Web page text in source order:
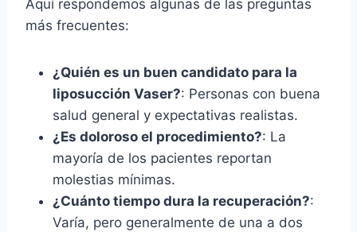
Aquí respondemos algunas de las preguntas
más frecuentes:
¿Quién es un buen candidato para la
liposucción Vaser?: Personas con buena
salud general y expectativas realistas.
¿Es doloroso el procedimiento?: La
mayoría de los pacientes reportan
molestias mínimas.
¿Cuánto tiempo dura la recuperación?:
Varía, pero generalmente de una a dos